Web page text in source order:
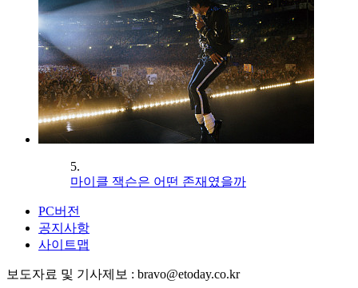
5.
마이클 잭슨은 어떤 존재였을까
PC버전
공지사항
사이트맵
보도자료 및 기사제보 : bravo@etoday.co.kr